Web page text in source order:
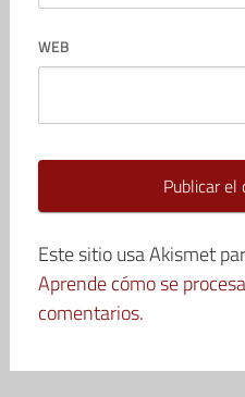
WEB
Este sitio usa Akismet
Aprende cómo se
comentarios.